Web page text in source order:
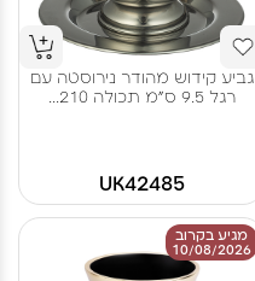
גביע קידוש מהודר נירוסטה עם
רגל 9.5 ס"מ תכולה 210...
UK42485
מגיע בקרוב
10/08/2026